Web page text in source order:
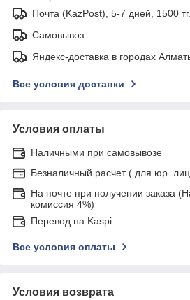
Почта (KazPost), 5-7 дней, 1500 тг.
Самовывоз
Яндекс-доставка в городах
Все условия доставки
Условия оплаты
Наличными при самовывозе
Безналичный расчет ( для юр.
На почте при получении заказа
комиссия 4%)
Перевод на Kaspi
Все условия оплаты
Условия возврата